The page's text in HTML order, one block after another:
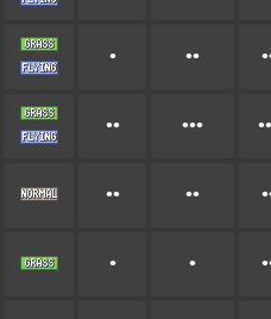
• ••
•• •••
•• ••
• •